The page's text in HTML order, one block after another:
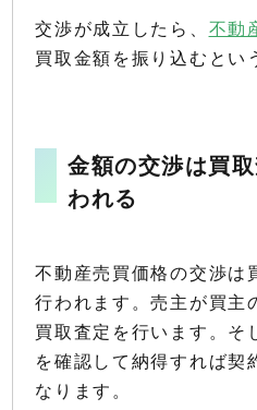
交渉が成立したら、 不動
買取金額を振り込むとい
金額の交渉は買
われる
不動産売買価格の交渉は
行われます。売主が買主
買取査定を行います。そ
を確認して納得すれば契
なります。